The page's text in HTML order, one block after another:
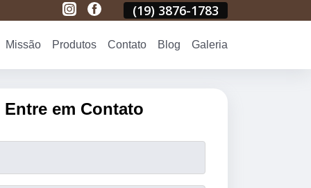
3876-1783 (19) 3876-1783
Missão Produtos Contato Blog Galeria
Entre em Contato